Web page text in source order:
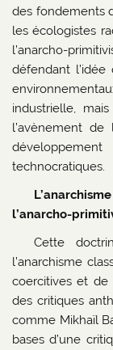
des fondements
les écologistes
l’anarcho-
défendant
industrielle,
l’avènement de
technocratiques.
l’anarcho-
Cette
l’anarchisme
coercitives et de
des critiques
comme Mikhaïl
bases d’une